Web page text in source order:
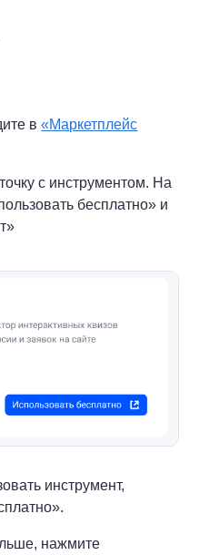
в«Маркетплейс
с инструментом. На
бесплатно» и
инструмент,
нажмите